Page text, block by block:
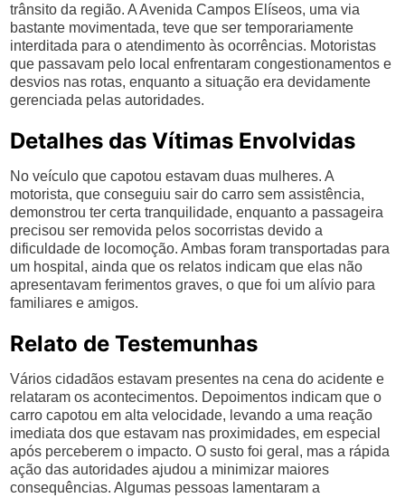
trânsito da região. A Avenida Campos Elíseos, uma via
bastante movimentada, teve que ser temporariamente
interditada para o atendimento às ocorrências. Motoristas
que passavam pelo local enfrentaram congestionamentos e
desvios nas rotas, enquanto a situação era devidamente
gerenciada pelas autoridades.
Detalhes das Vítimas Envolvidas
No veículo que capotou estavam duas mulheres. A
motorista, que conseguiu sair do carro sem assistência,
demonstrou ter certa tranquilidade, enquanto a passageira
precisou ser removida pelos socorristas devido a
dificuldade de locomoção. Ambas foram transportadas para
um hospital, ainda que os relatos indicam que elas não
apresentavam ferimentos graves, o que foi um alívio para
familiares e amigos.
Relato de Testemunhas
Vários cidadãos estavam presentes na cena do acidente e
relataram os acontecimentos. Depoimentos indicam que o
carro capotou em alta velocidade, levando a uma reação
imediata dos que estavam nas proximidades, em especial
após perceberem o impacto. O susto foi geral, mas a rápida
ação das autoridades ajudou a minimizar maiores
consequências. Algumas pessoas lamentaram a